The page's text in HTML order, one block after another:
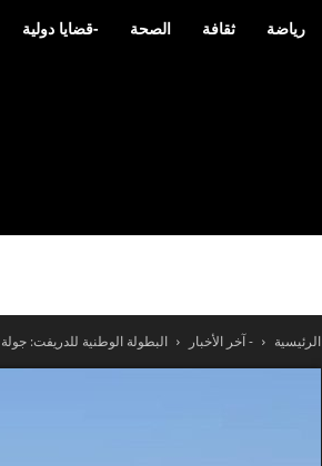
-قضايا دولية الصحة ثقافة رياضة
الرئيسية - آخر الأخبار البطولة الوطنية للدريفت: